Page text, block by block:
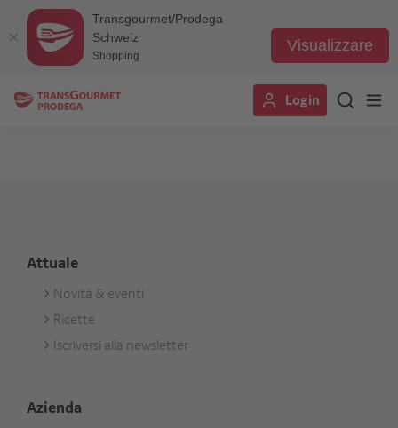
Transgourmet/Prodega
Schweiz
Shopping
Visualizzare
Login
Attuale
Footer
Aktuell
Novità & eventi
Ricette
Iscriversi alla newsletter
Azienda